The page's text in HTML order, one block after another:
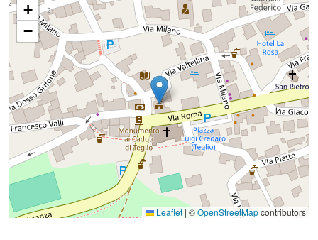
+
−
Leaflet | ©OpenStreetMapcontributors